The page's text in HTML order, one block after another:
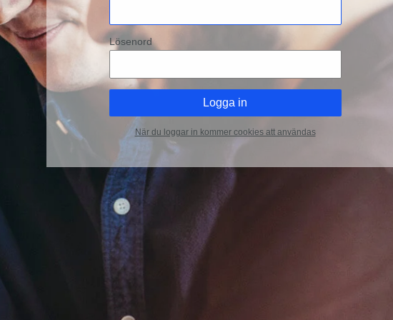
Lösenord
När du loggar in kommer cookies att användas